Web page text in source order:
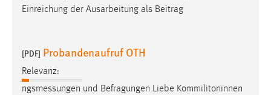
Einreichung der Ausarbeitung als Beitrag
[PDF] Probandenaufruf OTH
Relevanz:
ngsmessungen und Befragungen Liebe Kommilitoninnen
Cookie Laufzeit:
STATISTIK
Statistik Cookies erfassen Informationen anonym.